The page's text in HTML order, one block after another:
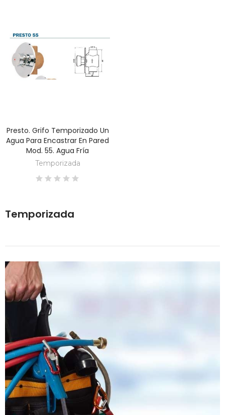
DESCUBRE
Presto. Grifo Temporizado Un
Agua Para Encastrar En Pared
Mod. 55. Agua Fría
Temporizada
Temporizada